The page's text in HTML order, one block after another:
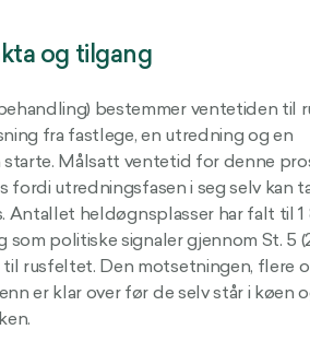
og tilgang
bestemmer ventetiden til
fra fastlege, en utredning og en
Målsatt ventetid for denne
fordi utredningsfasen i seg selv kan
Antallet heldøgnsplasser har falt til 1
som politiske signaler gjennom St. 5
rusfeltet. Den motsetningen, flere
er klar over før de selv står i køen